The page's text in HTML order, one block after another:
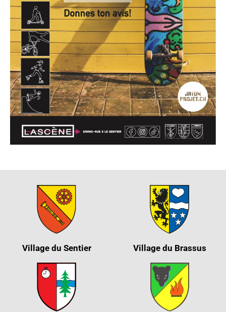
Village du Sentier Village du Brassus